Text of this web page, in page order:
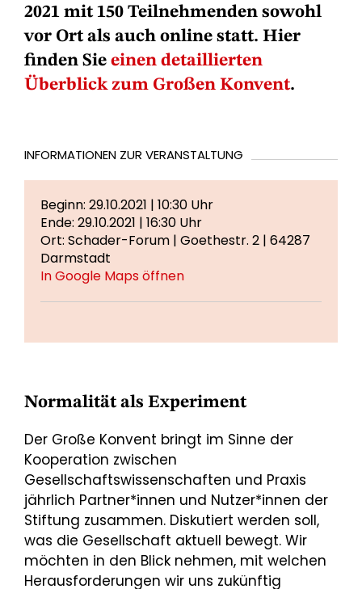
2021 mit 150 Teilnehmenden sowohl
vor Ort als auch online statt. Hier
finden Sie einen detaillierten
Überblick zum Großen Konvent.
INFORMATIONEN ZUR VERANSTALTUNG
Beginn: 29.10.2021 | 10:30 Uhr
Ende: 29.10.2021 | 16:30 Uhr
Ort: Schader-Forum | Goethestr. 2 | 64287
Darmstadt
In Google Maps öffnen
Normalität als Experiment
Der Große Konvent bringt im Sinne der
Kooperation zwischen
Gesellschaftswissenschaften und Praxis
jährlich Partner*innen und Nutzer*innen der
Stiftung zusammen. Diskutiert werden soll,
was die Gesellschaft aktuell bewegt. Wir
möchten in den Blick nehmen, mit welchen
Herausforderungen wir uns zukünftig